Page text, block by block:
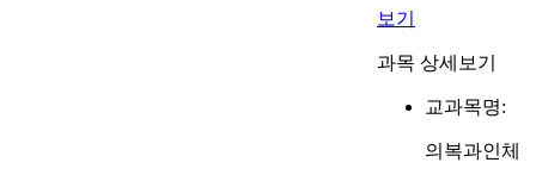
보기
과목 상세보기
교과목명:
의복과인체